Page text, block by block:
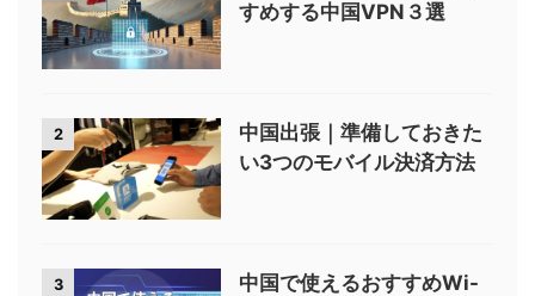
すめする中国VPN３選
2
中国出張｜準備しておきた
い3つのモバイル決済方法
3
中国で使えるおすすめWi-